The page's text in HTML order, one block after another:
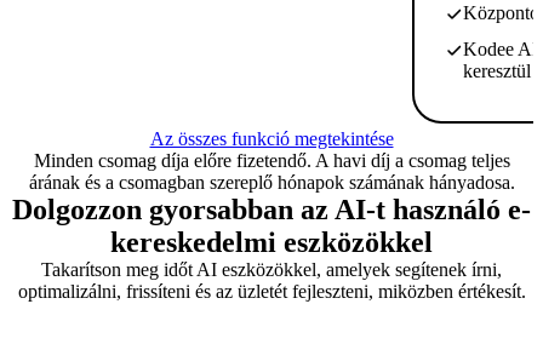
Kodee AI
keresztül
Az összes funkció megtekintése
Minden csomag díja előre fizetendő. A havi díj a csomag teljes
árának és a csomagban szereplő hónapok számának hányadosa.
Dolgozzon gyorsabban az AI-t használó e-
kereskedelmi eszközökkel
Takarítson meg időt AI eszközökkel, amelyek segítenek írni,
optimalizálni, frissíteni és az üzletét fejleszteni, miközben értékesít.